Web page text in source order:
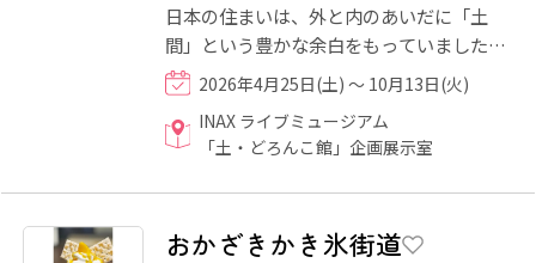
日本の住まいは、外と内のあいだに「土
間」という豊かな余白をもっていました。
屋内でありながら、土足でいられるこの空
間では、人が集い、煙が立...
2026年4月25日(土) ～ 10月13日(火)
INAX ライブミュージアム
「土・どろんこ館」企画展示室
おかざきかき氷街道